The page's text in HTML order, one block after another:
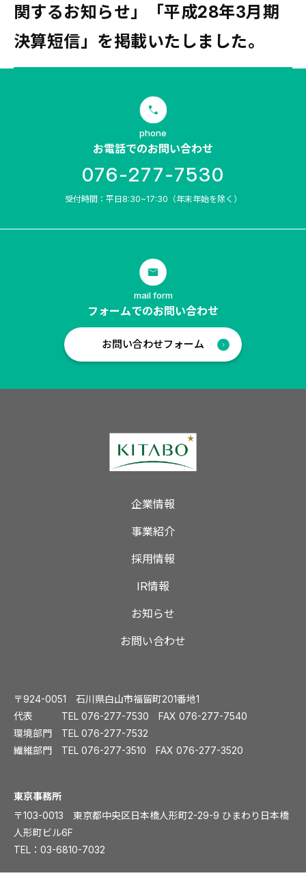
関するお知らせ」「平成28年3月期
決算短信」を掲載いたしました。
phone
お電話でのお問い合わせ
076-277-7530
受付時間：平日8:30~17:30（年末年始を除く）
mail form
フォームでのお問い合わせ
お問い合わせフォーム
企業情報
事業紹介
採用情報
IR情報
お知らせ
お問い合わせ
〒924-0051 石川県白山市福留町201番地1
代表 TEL 076-277-7530 FAX 076-277-7540
環境部門 TEL 076-277-7532
繊維部門 TEL 076-277-3510 FAX 076-277-3520
️東京事務所
〒103-0013 東京都中央区日本橋人形町2-29-9 ひまわり日本橋
人形町ビル6F
TEL： 03-6810-7032